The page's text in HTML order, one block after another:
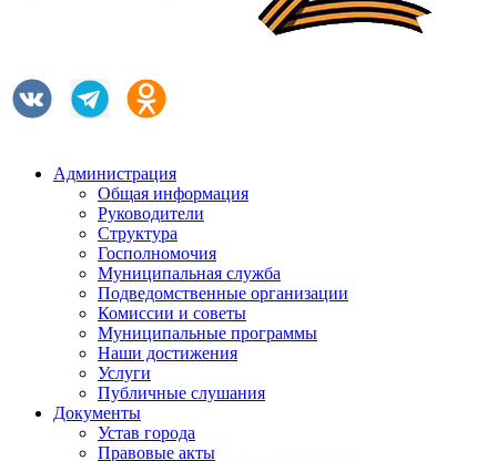
Администрация
Общая информация
Руководители
Структура
Госполномочия
Муниципальная служба
Подведомственные организации
Комиссии и советы
Муниципальные программы
Наши достижения
Услуги
Публичные слушания
Документы
Устав города
Правовые акты